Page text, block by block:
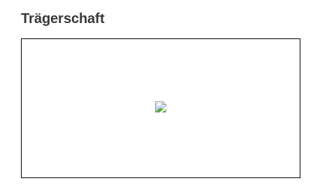
Trägerschaft